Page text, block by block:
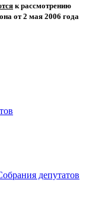
к рассмотрению
от 2 мая 2006 года
депутатов